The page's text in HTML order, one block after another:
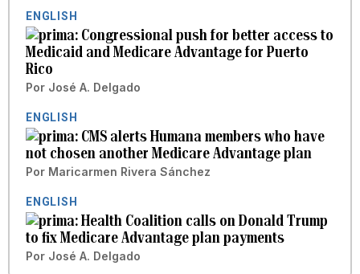
ENGLISH
Congressional push for better access to
Medicaid and Medicare Advantage for Puerto
Rico
Por José A. Delgado
ENGLISH
CMS alerts Humana members who have
not chosen another Medicare Advantage plan
Por Maricarmen Rivera Sánchez
ENGLISH
Health Coalition calls on Donald Trump
to fix Medicare Advantage plan payments
Por José A. Delgado